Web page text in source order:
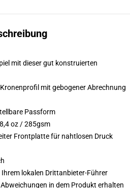
mit dieser gut konstruierten
mit gebogener Abrechnung
Passform
oz / 285gsm
Frontplatte für nahtlosen Druck
lokalen Drittanbieter-Führer
in dem Produkt erhalten